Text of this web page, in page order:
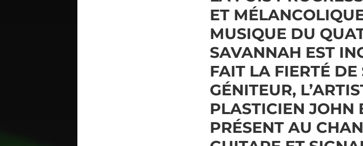
ET
MUSIQUE DU
SAVANNAH EST
FAIT LA FIERTÉ DE
GÉNITEUR,
PLASTICIENJOHN
PRÉSENT AU